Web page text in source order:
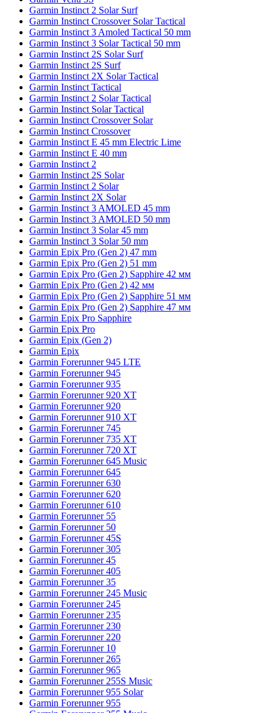
Garmin Instinct 2 Solar Surf
Garmin Instinct Crossover Solar Tactical
Garmin Instinct 3 Amoled Tactical 50 mm
Garmin Instinct 3 Solar Tactical 50 mm
Garmin Instinct 2S Solar Surf
Garmin Instinct 2S Surf
Garmin Instinct 2X Solar Tactical
Garmin Instinct Tactical
Garmin Instinct 2 Solar Tactical
Garmin Instinct Solar Tactical
Garmin Instinct Crossover Solar
Garmin Instinct Crossover
Garmin Instinct E 45 mm Electric Lime
Garmin Instinct E 40 mm
Garmin Instinct 2
Garmin Instinct 2S Solar
Garmin Instinct 2 Solar
Garmin Instinct 2X Solar
Garmin Instinct 3 AMOLED 45 mm
Garmin Instinct 3 AMOLED 50 mm
Garmin Instinct 3 Solar 45 mm
Garmin Instinct 3 Solar 50 mm
Garmin Epix Pro (Gen 2) 47 mm
Garmin Epix Pro (Gen 2) 51 mm
Garmin Epix Pro (Gen 2) Sapphire 42 мм
Garmin Epix Pro (Gen 2) 42 мм
Garmin Epix Pro (Gen 2) Sapphire 51 мм
Garmin Epix Pro (Gen 2) Sapphire 47 мм
Garmin Epix Pro Sapphire
Garmin Epix Pro
Garmin Epix (Gen 2)
Garmin Epix
Garmin Forerunner 945 LTE
Garmin Forerunner 945
Garmin Forerunner 935
Garmin Forerunner 920 XT
Garmin Forerunner 920
Garmin Forerunner 910 XT
Garmin Forerunner 745
Garmin Forerunner 735 XT
Garmin Forerunner 720 XT
Garmin Forerunner 645 Music
Garmin Forerunner 645
Garmin Forerunner 630
Garmin Forerunner 620
Garmin Forerunner 610
Garmin Forerunner 55
Garmin Forerunner 50
Garmin Forerunner 45S
Garmin Forerunner 305
Garmin Forerunner 45
Garmin Forerunner 405
Garmin Forerunner 35
Garmin Forerunner 245 Music
Garmin Forerunner 245
Garmin Forerunner 235
Garmin Forerunner 230
Garmin Forerunner 220
Garmin Forerunner 10
Garmin Forerunner 265
Garmin Forerunner 965
Garmin Forerunner 255S Music
Garmin Forerunner 955 Solar
Garmin Forerunner 955